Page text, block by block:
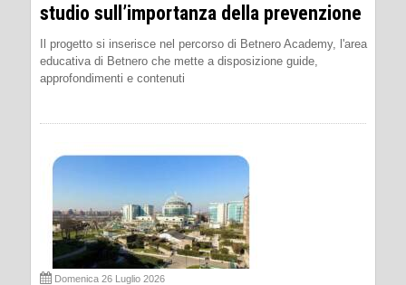
studio sull’importanza della prevenzione
Il progetto si inserisce nel percorso di Betnero Academy, l'area
educativa di Betnero che mette a disposizione guide,
approfondimenti e contenuti
Domenica 26 Luglio 2026